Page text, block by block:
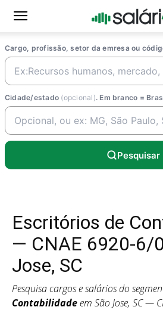
Cargo, profissão, setor da emresa ou
Cidade/estado (opcional). Em branco =
Pesquisar
Escritórios de
— CNAE 6920-6/
Jose, SC
Pesquisa cargos e salários do
Contabilidadeem São Jose, SC —